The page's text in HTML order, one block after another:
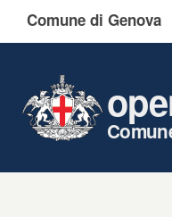
Comune di Genova